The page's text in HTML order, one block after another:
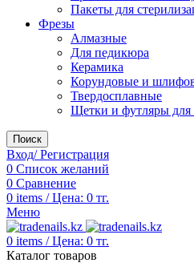
Пакеты для
Фрезы
Алмазные
Для педикюра
Керамика
Корундовые и
Твердосплавные
Щетки и футляры для
Поиск
Вход/ Регистрация
0 Список желаний
0 Сравнение
0 items / Цена: 0 тг.
Меню
0 items / Цена: 0 тг.
Каталог товаров